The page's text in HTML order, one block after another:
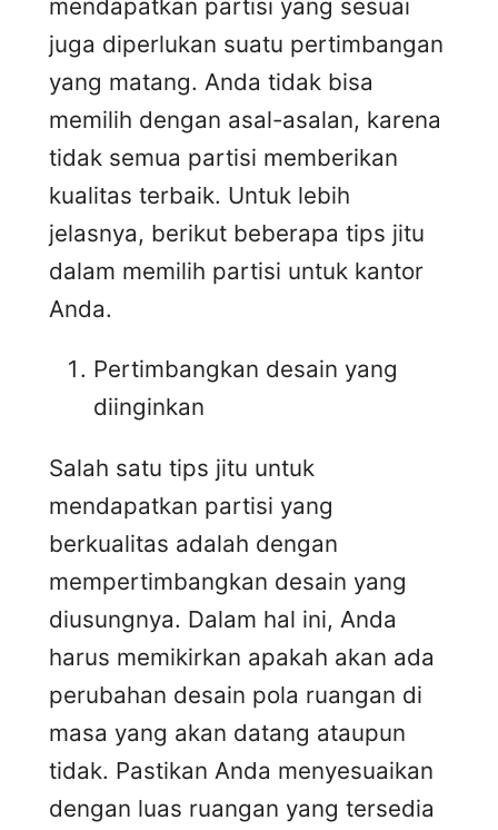
mendapatkan partisi yang sesuai
juga diperlukan suatu pertimbangan
yang matang. Anda tidak bisa
memilih dengan asal-asalan, karena
tidak semua partisi memberikan
kualitas terbaik. Untuk lebih
jelasnya, berikut beberapa tips jitu
dalam memilih partisi untuk kantor
Anda.
Pertimbangkan desain yang
diinginkan
Salah satu tips jitu untuk
mendapatkan partisi yang
berkualitas adalah dengan
mempertimbangkan desain yang
diusungnya. Dalam hal ini, Anda
harus memikirkan apakah akan ada
perubahan desain pola ruangan di
masa yang akan datang ataupun
tidak. Pastikan Anda menyesuaikan
dengan luas ruangan yang tersedia